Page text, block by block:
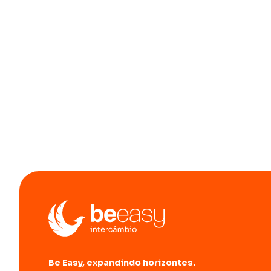
Be Easy, expandindo horizontes.